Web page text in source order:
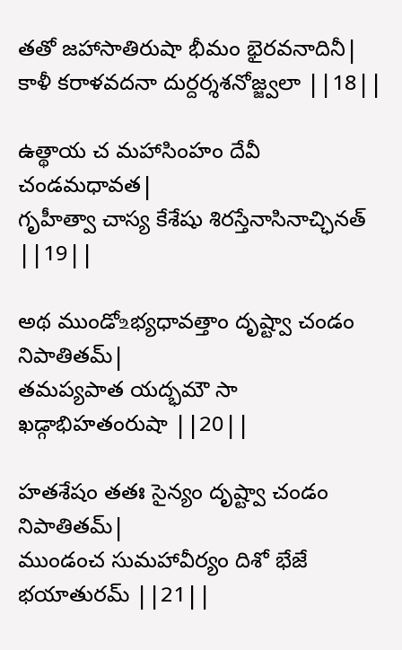
తతో జహాసాతిరుషా భీమం భైరవనాదినీ|
కాళీ కరాళవదనా దుర్దర్శశనోజ్జ్వలా ||18||
ఉత్థాయ చ మహాసింహం దేవీ
చండమధావత|
గృహీత్వా చాస్య కేశేషు శిరస్తేనాసినాచ్ఛినత్
||19||
అథ ముండో ‌உభ్యధావత్తాం దృష్ట్వా చండం
నిపాతితమ్|
తమప్యపాత యద్భమౌ సా
ఖడ్గాభిహతంరుషా ||20||
హతశేషం తతః సైన్యం దృష్ట్వా చండం
నిపాతితమ్|
ముండంచ సుమహావీర్యం దిశో భేజే
భయాతురమ్ ||21||